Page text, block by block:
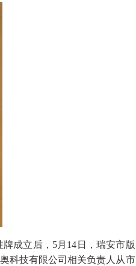
成立后，5月14日，瑞安市版
科技有限公司相关负责人从市